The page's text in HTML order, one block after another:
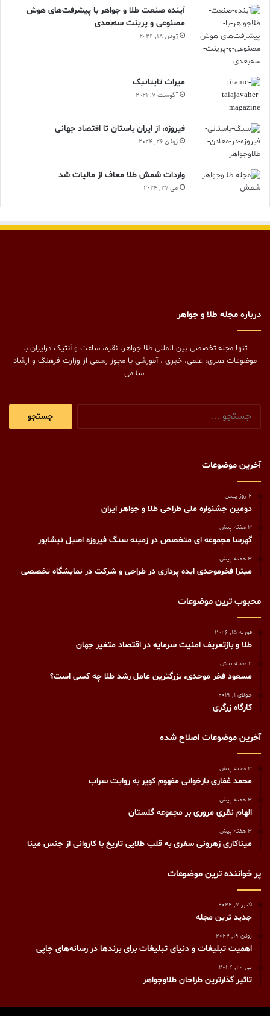
آینده صنعت طلا و جواهر با پیشرفت‌های هوش
مصنوعی و پرینت سه‌بعدی
ژوئن 18, 2024
ميراث تايتانيک
آگوست 7, 2021
فیروزه، از ایران باستان تا اقتصاد جهانی
ژوئن 26, 2024
واردات شمش طلا معاف از مالیات شد
می 27, 2024
درباره مجله طلا و جواهر
تنها مجله تخصصی بین المللی طلا جواهر، نقره، ساعت و آنتیک درایران با
موضوعات هنری، علمی، خبری ، آموزشی با مجوز رسمی از وزارت فرهنگ و ارشاد
اسلامی
آخرین موضوعات
2 روز پیش
دومین جشنواره ملی طراحی طلا و جواهر ایران
3 هفته پیش
گهرسا مجموعه ای متخصص در زمینه سنگ فیروزه اصیل نیشابور
3 هفته پیش
میترا فخرموحدی ایده پردازی در طراحی و شرکت در نمایشگاه تخصصی
محبوب ترین موضوعات
فوریه 15, 2026
طلا و بازتعریف امنیت سرمایه در اقتصاد متغیر جهان
4 هفته پیش
مسعود فخر موحدی، بزرگترین عامل رشد طلا چه کسی است؟
جولای 1, 2019
کارگاه زرگری
آخرین موضوعات اصلاح شده
3 هفته پیش
محمد غفاری بازخوانی مفهوم کویر به روایت سراب
3 هفته پیش
الهام نظری مروری بر مجموعه گلستان
3 هفته پیش
میناکاری زهرونی سفری به قلب طلایی تاریخ با کاروانی از جنس مینا
پر خواننده ترین موضوعات
اکتبر 7, 2024
جدید ترین مجله
ژوئن 19, 2024
اهمیت تبلیغات و دنیای تبلیغات برای برندها در رسانه‌های چاپی
می 20, 2024
تاثیر گذارترین طراحان طلاوجواهر